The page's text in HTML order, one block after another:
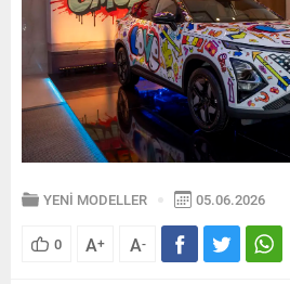
YENİ MODELLER 05.06.2026
0 A+ A-